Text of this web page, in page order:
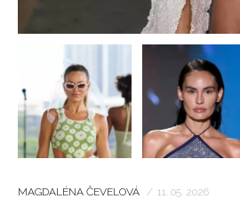
MAGDALÉNA ČEVELOVÁ / 11. 05. 2026